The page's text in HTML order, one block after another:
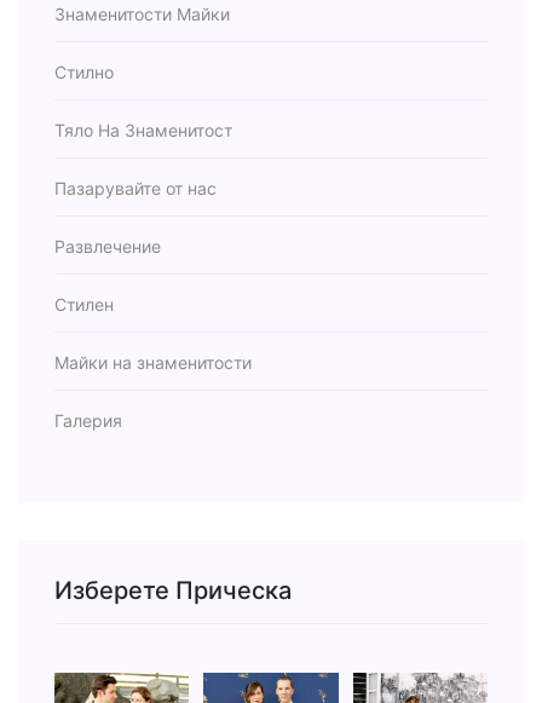
Знаменитости Майки
Стилно
Тяло На Знаменитост
Пазарувайте от нас
Развлечение
Стилен
Майки на знаменитости
Галерия
Изберете Прическа